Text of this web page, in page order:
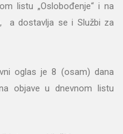
listu „Oslobođenje“ i na
a dostavlja se i Službi za
oglas je 8 (osam) dana
objave u dnevnom listu